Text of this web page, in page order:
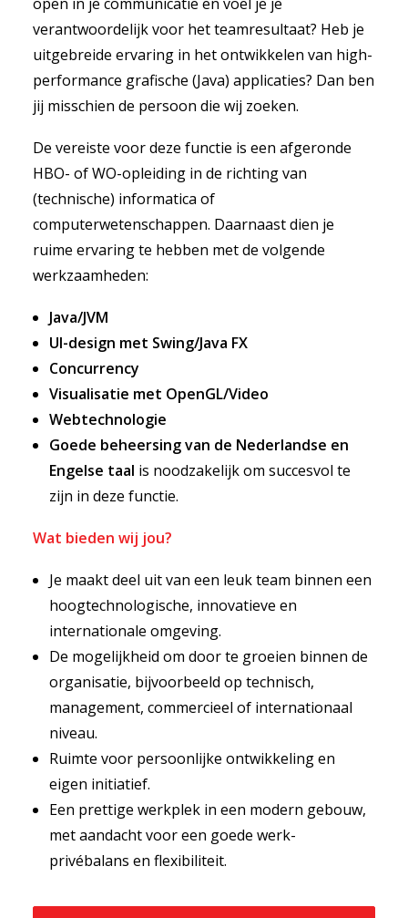
verantwoordelijk voor het teamresultaat? Heb je
uitgebreide ervaring in het ontwikkelen van high-
performance grafische (Java) applicaties? Dan ben
jij misschien de persoon die wij zoeken.
De vereiste voor deze functie is een afgeronde
HBO- of WO-opleiding in de richting van
(technische) informatica of
computerwetenschappen. Daarnaast dien je
ruime ervaring te hebben met de volgende
werkzaamheden:
Java/JVM
UI-design met Swing/Java FX
Concurrency
Visualisatie met OpenGL/Video
Webtechnologie
Goede beheersing van de Nederlandse en
Engelse taal is noodzakelijk om succesvol te
zijn in deze functie.
Wat bieden wij jou?
Je maakt deel uit van een leuk team binnen een
hoogtechnologische, innovatieve en
internationale omgeving.
De mogelijkheid om door te groeien binnen de
organisatie, bijvoorbeeld op technisch,
management, commercieel of internationaal
niveau.
Ruimte voor persoonlijke ontwikkeling en
eigen initiatief.
Een prettige werkplek in een modern gebouw,
met aandacht voor een goede werk-
privébalans en flexibiliteit.